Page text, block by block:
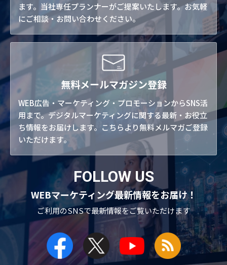
ます。当社専任プランナーがご提案いたします。お気軽
にご相談・お問い合わせください。
無料メールマガジン登録
WEB広告・マーケティング・プロモーションからSNS活
用まで。デジタルマーケティングに関する最新・お役立
ち情報をお届けします。こちらより無料メルマガご登録
いただけます。
FOLLOW US
WEBマーケティング最新情報をお届け！
ご利用のSNSで最新情報をご覧いただけます